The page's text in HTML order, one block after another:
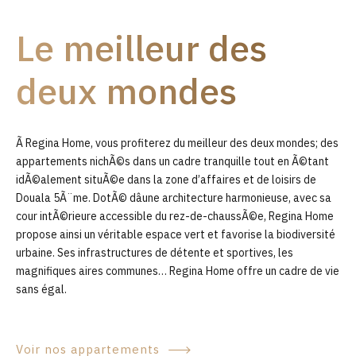
0
Le meilleur des
deux mondes
Ã Regina Home, vous profiterez du meilleur des deux mondes; des
appartements nichÃ©s dans un cadre tranquille tout en Ã©tant
idÃ©alement situÃ©e dans la zone d’affaires et de loisirs de
Douala 5Ã¨me. DotÃ© dâune architecture harmonieuse, avec sa
cour intÃ©rieure accessible du rez-de-chaussÃ©e, Regina Home
propose ainsi un véritable espace vert et favorise la biodiversité
urbaine. Ses infrastructures de détente et sportives, les
magnifiques aires communes… Regina Home offre un cadre de vie
sans égal.
Voir nos appartements